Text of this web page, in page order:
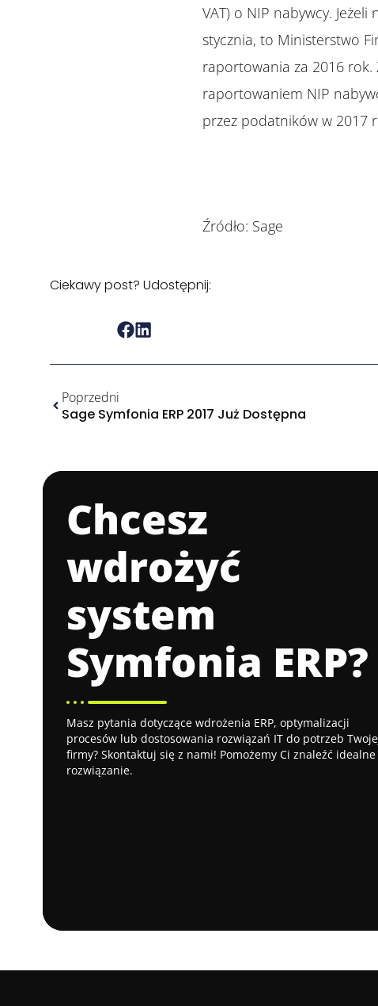
VAT) o NIP nabywcy.
stycznia, to Ministerstwo
raportowania za 2016 rok.
raportowaniem NIP
przez podatników w 2017
Źródło: Sage
Ciekawy post? Udostępnij:
Poprzedni
Sage Symfonia ERP 2017 Już Dostępna
Chcesz
wdrożyć
system
Symfonia ERP?
Masz pytania dotyczące wdrożenia ERP, optymalizacji
procesów lub dostosowania rozwiązań IT do potrzeb
firmy? Skontaktuj się z nami! Pomożemy Ci znaleźć idealne
rozwiązanie.